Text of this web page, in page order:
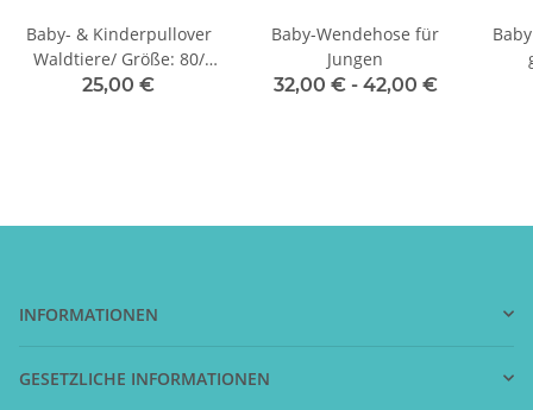
Baby- & Kinderpullover
Waldtiere/ Größe: 80/
Einzelstück
25,00 €
Baby-Wendehose für
Jungen
32,00 € - 42,00 €
INFORMATIONEN
GESETZLICHE INFORMATIONEN